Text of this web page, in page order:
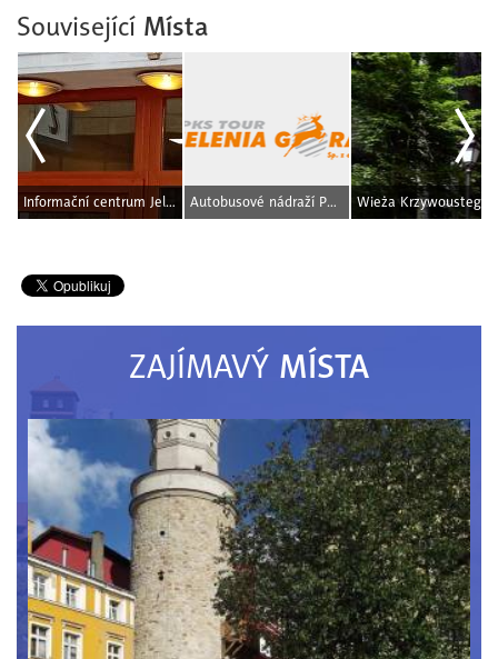
Související Místa
Informační centrum Jelenia Góra Autobusové nádraží PKS Tour Jelenia Góra
ZAJÍMAVÝ MÍSTA